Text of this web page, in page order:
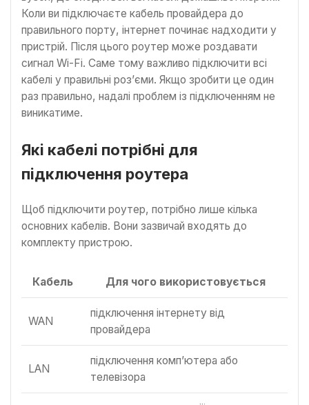
Коли ви підключаєте кабель провайдера до
правильного порту, інтернет починає надходити у
пристрій. Після цього роутер може роздавати
сигнал Wi-Fi. Саме тому важливо підключити всі
кабелі у правильні роз’єми. Якщо зробити це один
раз правильно, надалі проблем із підключенням не
виникатиме.
Які кабелі потрібні для
підключення роутера
Щоб підключити роутер, потрібно лише кілька
основних кабелів. Вони зазвичай входять до
комплекту пристрою.
Кабель Для чого використовується
WAN
підключення інтернету від
провайдера
LAN
підключення комп’ютера або
телевізора